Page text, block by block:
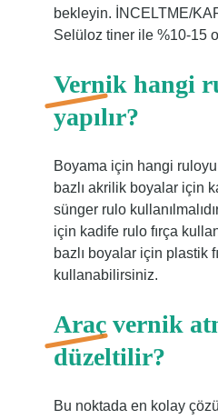
bekleyin. İNCELTME/
Selüloz tiner ile %10-15
Vernik hangi
yapılır?
Boyama için hangi ruloyu
bazlı akrilik boyalar için
sünger rulo
için kadife rulo fırça
bazlı boyalar için plastik
kullanabilirsiniz.
Araç vernik
düzeltilir?
Bu noktada en kolay